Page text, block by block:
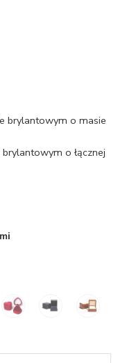
brylantowym o masie
o łącznej